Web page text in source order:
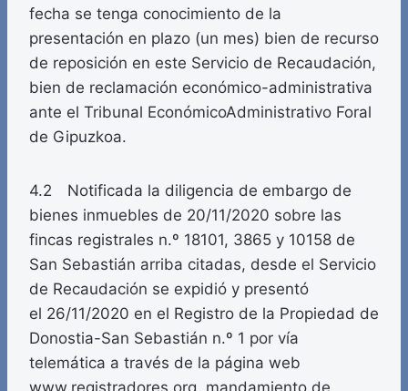
fecha se tenga conocimiento de la
presentación en plazo (un mes) bien de recurso
de reposición en este Servicio de Recaudación,
bien de reclamación económico-administrativa
ante el Tribunal Económico­Administrativo Foral
de Gipuzkoa.
4.2 Notificada la diligencia de embargo de
bienes inmuebles de 20/11/2020 sobre las
fincas registrales n.º 18101, 3865 y 10158 de
San Sebastián arriba citadas, desde el Servicio
de Recaudación se expidió y presentó
el 26/11/2020 en el Registro de la Propiedad de
Donostia-San Sebastián n.º 1 por vía
telemática a través de la página web